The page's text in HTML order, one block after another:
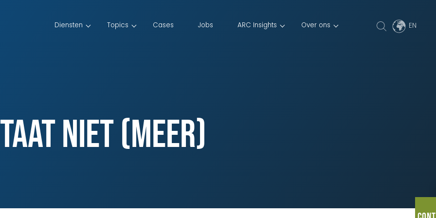
Diensten Topics Cases Jobs ARC Insights Over ons
niet (meer)